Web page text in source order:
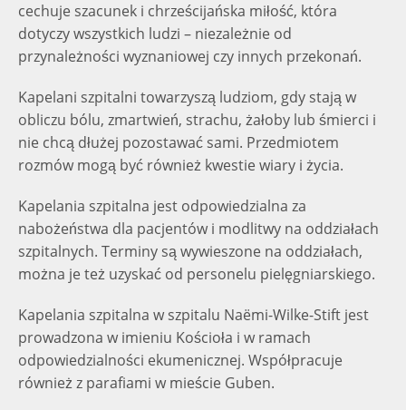
cechuje szacunek i chrześcijańska miłość, która
dotyczy wszystkich ludzi – niezależnie od
przynależności wyznaniowej czy innych przekonań.
Kapelani szpitalni towarzyszą ludziom, gdy stają w
obliczu bólu, zmartwień, strachu, żałoby lub śmierci i
nie chcą dłużej pozostawać sami. Przedmiotem
rozmów mogą być również kwestie wiary i życia.
Kapelania szpitalna jest odpowiedzialna za
nabożeństwa dla pacjentów i modlitwy na oddziałach
szpitalnych. Terminy są wywieszone na oddziałach,
można je też uzyskać od personelu pielęgniarskiego.
Kapelania szpitalna w szpitalu Naëmi-Wilke-Stift jest
prowadzona w imieniu Kościoła i w ramach
odpowiedzialności ekumenicznej. Współpracuje
również z parafiami w mieście Guben.